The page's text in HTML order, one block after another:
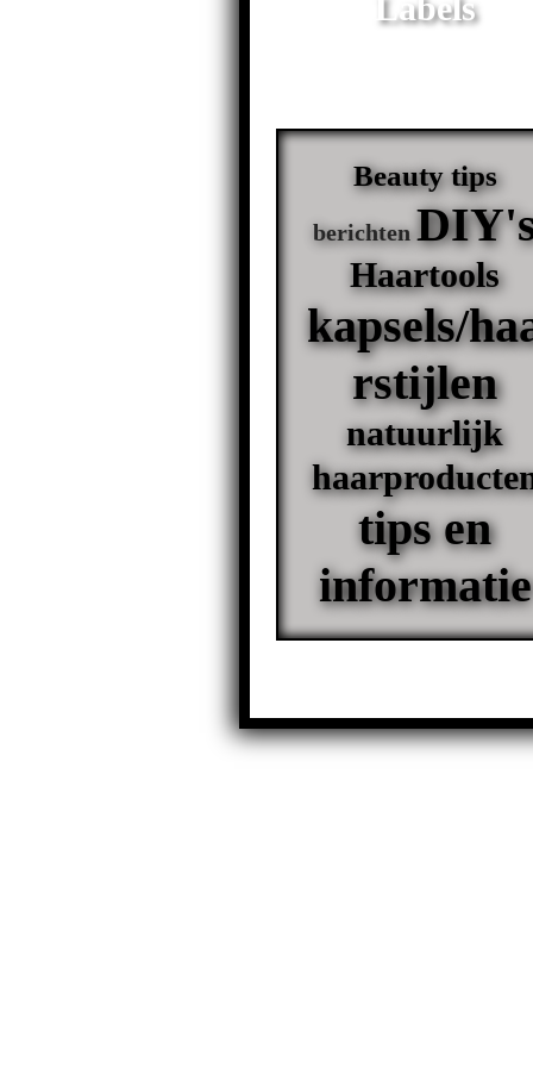
Beauty tips
berichten
Haartools
kapsels/
rstijlen
natuurlijk
tips en
informatie